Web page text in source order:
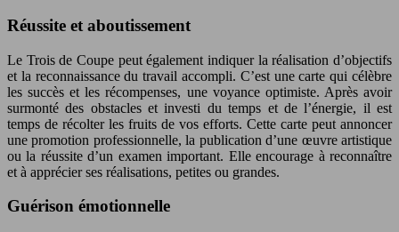
Réussite et aboutissement
Le Trois de Coupe peut également indiquer la réalisation d’objectifs
et la reconnaissance du travail accompli. C’est une carte qui célèbre
les succès et les récompenses, une voyance optimiste. Après avoir
surmonté des obstacles et investi du temps et de l’énergie, il est
temps de récolter les fruits de vos efforts. Cette carte peut annoncer
une promotion professionnelle, la publication d’une œuvre artistique
ou la réussite d’un examen important. Elle encourage à reconnaître
et à apprécier ses réalisations, petites ou grandes.
Guérison émotionnelle